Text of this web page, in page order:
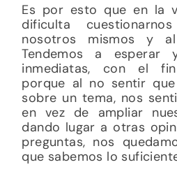
Es por esto que en la
dificulta
nosotros mismos y
Tendemos a esperar
inmediatas, con el
porque al no sentir
sobre un tema, nos
en vez de ampliar
dando lugar a otras
preguntas, nos
que sabemos lo